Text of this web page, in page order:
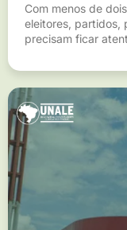
Com menos de
eleitores, partidos,
precisam ficar